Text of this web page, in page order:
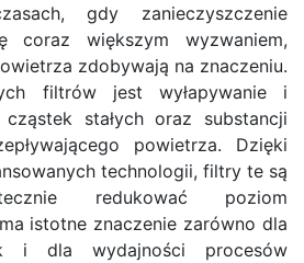
gdy zanieczyszczenie
coraz większym wyzwaniem,
zdobywają na znaczeniu.
filtrów jest wyłapywanie i
stałych oraz substancji
powietrza. Dzięki
technologii, filtry te są
redukować poziom
istotne znaczenie zarówno dla
i dla wydajności procesów